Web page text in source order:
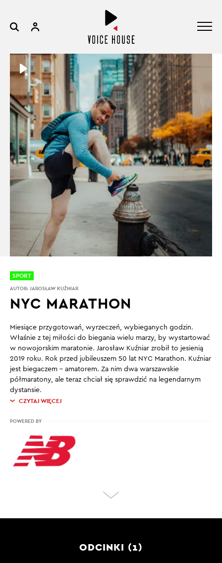
SPORT
AUTOR: JAROSŁAW KUŹNIAR
NYC MARATHON
Miesiące przygotowań, wyrzeczeń, wybieganych godzin.
Właśnie z tej miłości do biegania wielu marzy, by wystartować
w nowojorskim maratonie. Jarosław Kuźniar zrobił to jesienią
2019 roku. Rok przed jubileuszem 50 lat NYC Marathon. Kuźniar
jest biegaczem – amatorem. Za nim dwa warszawskie
półmaratony, ale teraz chciał się sprawdzić na legendarnym
dystansie.
CZYTAJ WIĘCEJ
POWERED BY
ODCINKI (1)